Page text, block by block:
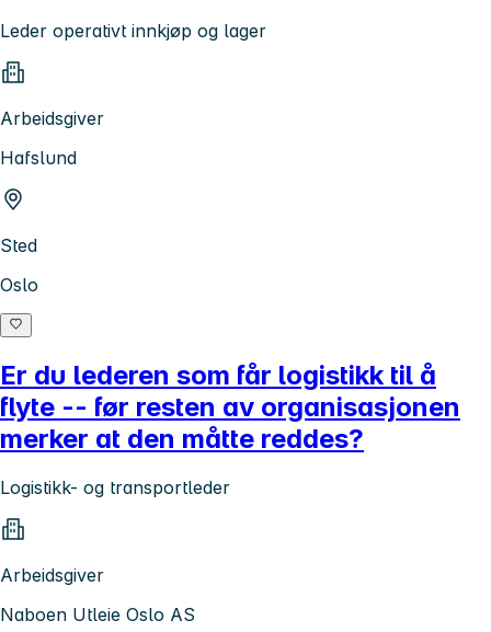
Leder operativt innkjøp og lager
Arbeidsgiver
Hafslund
Sted
Oslo
Er du lederen som får logistikk til å
flyte -- før resten av organisasjonen
merker at den måtte reddes?
Logistikk- og transportleder
Arbeidsgiver
Naboen Utleie Oslo AS